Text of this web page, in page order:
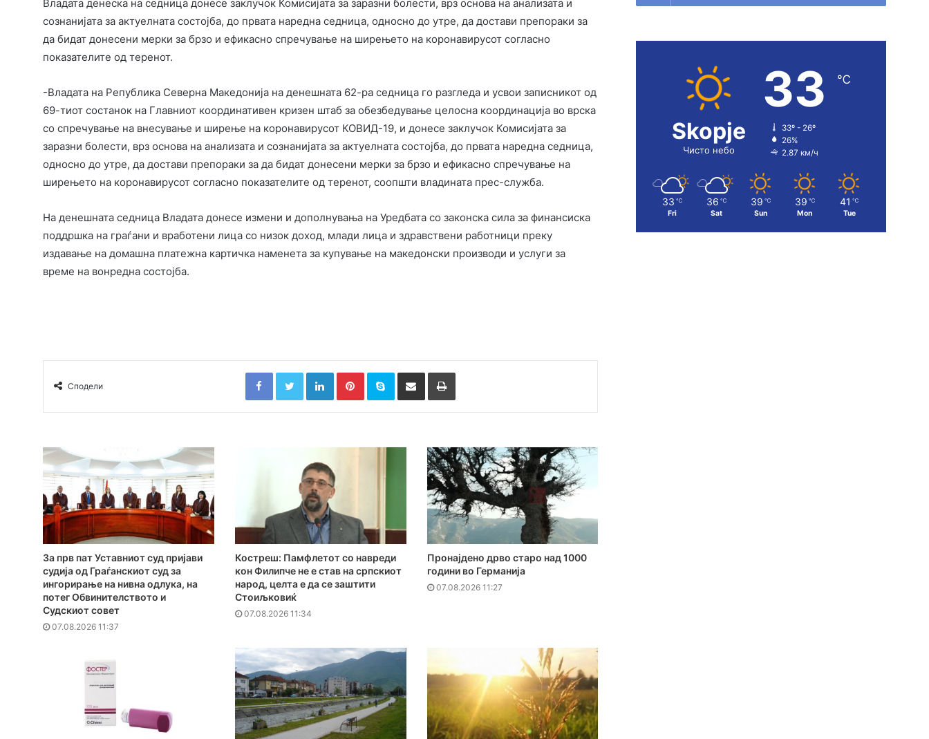
Владата денеска на седница донесе заклучок Комисијата за заразни болести, врз основа на анализата и
сознанијата за актуелната состојба, до првата наредна седница, односно до утре, да достави препораки за
да бидат донесени мерки за брзо и ефикасно спречување на ширењето на коронавирусот согласно
показателите од теренот.
-Владата на Република Северна Македонија на денешната 62-ра седница го разгледа и усвои записникот од
69-тиот состанок на Главниот координативен кризен штаб за обезбедување целосна координација во врска
со спречување на внесување и ширење на коронавирусот КОВИД-19, и донесе заклучок Комисијата за
заразни болести, врз основа на анализата и сознанијата за актуелната состојба, до првата наредна седница,
односно до утре, да достави препораки за да бидат донесени мерки за брзо и ефикасно спречување на
ширењето на коронавирусот согласно показателите од теренот, соопшти владината прес-служба.
На денешната седница Владата донесе измени и дополнувања на Уредбата со законска сила за финансиска
поддршка на граѓани и вработени лица со низок доход, млади лица и здравствени работници преку
издавање на домашна платежна картичка наменета за купување на македонски производи и услуги за
време на вонредна состојба.
Сподели
FacebookTwitterLinkedInPinterestSkype Сподели преку Е-маил Испринтај
За прв пат Уставниот суд пријави
судија од Граѓанскиот суд за
ингорирање на нивна одлука, на
потег Обвинителството и
Судскиот совет
07.08.2026 11:37
Костреш: Памфлетот со навреди
кон Филипче не е став на српскиот
народ, целта е да се заштити
Стоиљковиќ
07.08.2026 11:34
Пронајдено дрво старо над 1000
години во Германија
07.08.2026 11:27
Skopje
Чисто небо
33 ℃
33º - 26º
26%
2.87 км/ч
33 ℃
Fri
36 ℃
Sat
39 ℃
Sun
39 ℃
Mon
41 ℃
Tue